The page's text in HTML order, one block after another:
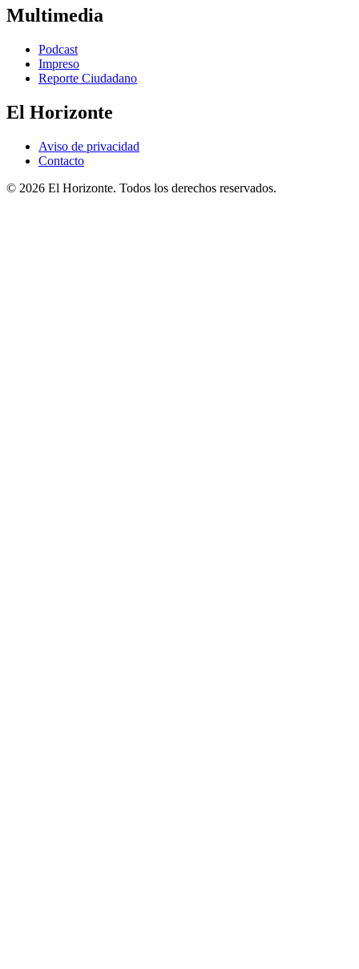
Multimedia
Podcast
Impreso
Reporte Ciudadano
El Horizonte
Aviso de privacidad
Contacto
© 2026 El Horizonte. Todos los derechos reservados.